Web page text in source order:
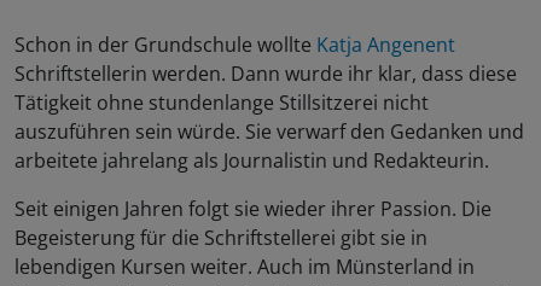
Schon in der Grundschule wollte Katja Angenent
Schriftstellerin werden. Dann wurde ihr klar, dass diese
Tätigkeit ohne stundenlange Stillsitzerei nicht
auszuführen sein würde. Sie verwarf den Gedanken und
arbeitete jahrelang als Journalistin und Redakteurin.
Seit einigen Jahren folgt sie wieder ihrer Passion. Die
Begeisterung für die Schriftstellerei gibt sie in
lebendigen Kursen weiter. Auch im Münsterland in